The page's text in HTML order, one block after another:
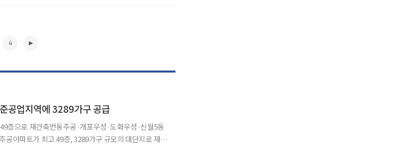
4
공업지역에 3289가구 공급
으로 재건축번동주공·개포우성·도화우성·신월5동